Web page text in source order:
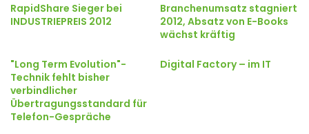
RapidShare Sieger bei
INDUSTRIEPREIS 2012
Branchenumsatz stagniert
2012, Absatz von E-Books
wächst kräftig
"Long Term Evolution"-
Technik fehlt bisher
verbindlicher
Übertragungsstandard für
Telefon-Gespräche
Digital Factory – im IT